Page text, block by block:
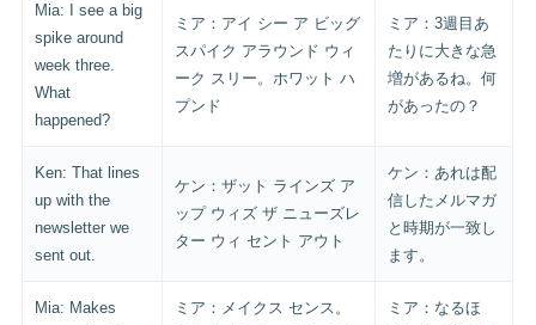
Mia: I see a big
spike around
week three.
What
happened?
ミア：アイ シー ア ビッグ
スパイク アラウンド ウィ
ーク スリー。ホワット ハ
プンド
ミア：3週目あ
たりに大きな急
増があるね。何
があったの？
Ken: That lines
up with the
newsletter we
sent out.
ケン：ザット ラインズ ア
ップ ウィズ ザ ニューズレ
ター ウィ セント アウト
ケン：あれは配
信したメルマガ
と時期が一致し
ます。
Mia: Makes
ミア：メイクス センス。
ミア：なるほ